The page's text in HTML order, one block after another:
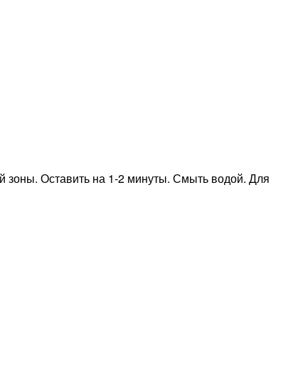
зоны. Оставить на 1-2 минуты. Смыть водой. Для